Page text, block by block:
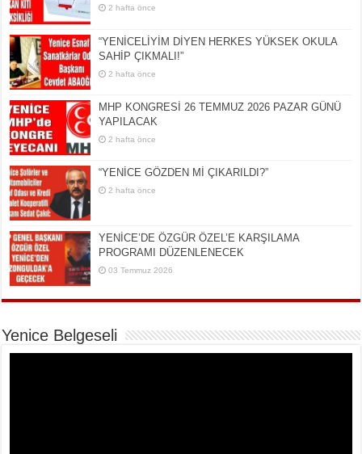
2 hafta önce
“YENİCELİYİM DİYEN HERKES YÜKSEK OKULA
SAHİP ÇIKMALI!”
2 hafta önce
MHP KONGRESİ 26 TEMMUZ 2026 PAZAR GÜNÜ
YAPILACAK
2 hafta önce
“YENİCE GÖZDEN Mİ ÇIKARILDI?”
2 hafta önce
YENİCE’DE ÖZGÜR ÖZEL’E KARŞILAMA
PROGRAMI DÜZENLENECEK
03 Temmuz 2026
Yenice Belgeseli